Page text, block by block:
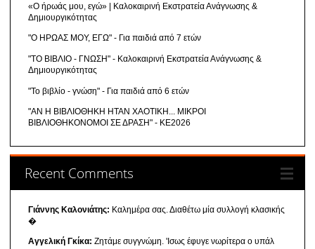
«Ο ήρωάς μου, εγώ» | Καλοκαιρινή Εκστρατεία Ανάγνωσης &
Δημιουργικότητας
"Ο ΗΡΩΑΣ ΜΟΥ, ΕΓΩ" - Για παιδιά από 7 ετών
"ΤΟ ΒΙΒΛΙΟ - ΓΝΩΣΗ" - Καλοκαιρινή Εκστρατεία Ανάγνωσης &
Δημιουργικότητας
"Το βιβλίο - γνώση" - Για παιδιά από 6 ετών
"ΑΝ Η ΒΙΒΛΙΟΘΗΚΗ ΗΤΑΝ ΧΑΟΤΙΚΗ... ΜΙΚΡΟΙ
ΒΙΒΛΙΟΘΗΚΟΝΟΜΟΙ ΣΕ ΔΡΑΣΗ" - ΚΕ2026
Recent Comments
Γιάννης Καλονιάτης: Καλημέρα σας. Διαθέτω μία συλλογή κλασικής
�
Αγγελική Γκίκα: Ζητάμε συγγνώμη. 'Ισως έφυγε νωρίτερα ο υπάλ